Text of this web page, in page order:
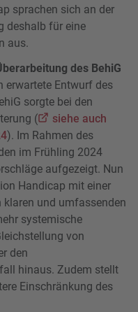
sprachen sich an der
deshalb für eine
aus.
des BehiG
erwartete Entwurf des
sorgte bei den
(
siehe auch
). Im Rahmen des
im Frühling 2024
aufgezeigt. Nun
Handicap mit einer
klaren und umfassenden
systemische
von
den
hinaus. Zudem stellt
Einschränkung des